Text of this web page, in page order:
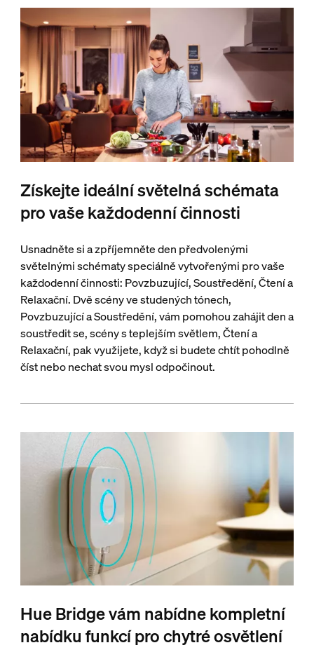
Získejte ideální světelná schémata
pro vaše každodenní činnosti
Usnadněte si a zpříjemněte den předvolenými
světelnými schématy speciálně vytvořenými pro vaše
každodenní činnosti: Povzbuzující, Soustředění, Čtení a
Relaxační. Dvě scény ve studených tónech,
Povzbuzující a Soustředění, vám pomohou zahájit den a
soustředit se, scény s teplejším světlem, Čtení a
Relaxační, pak využijete, když si budete chtít pohodlně
číst nebo nechat svou mysl odpočinout.
Hue Bridge vám nabídne kompletní
nabídku funkcí pro chytré osvětlení